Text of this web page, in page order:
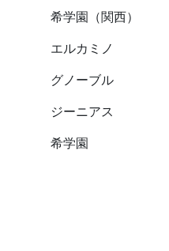
希学園（関西）
エルカミノ
グノーブル
ジーニアス
希学園